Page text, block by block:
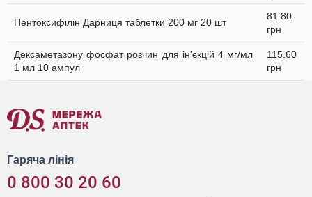
Пентоксифілін Дарниця таблетки 200 мг 20 шт
81.80
грн
Дексаметазону фосфат розчин для ін'єкцій 4 мг/мл
1 мл 10 ампул
115.60
грн
Гаряча лінія
0 800 30 20 60